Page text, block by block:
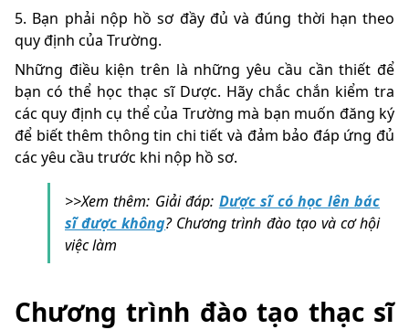
5. Bạn phải nộp hồ sơ đầy đủ và đúng thời hạn theo
quy định của Trường.
Những điều kiện trên là những yêu cầu cần thiết để
bạn có thể học thạc sĩ Dược. Hãy chắc chắn kiểm tra
các quy định cụ thể của Trường mà bạn muốn đăng ký
để biết thêm thông tin chi tiết và đảm bảo đáp ứng đủ
các yêu cầu trước khi nộp hồ sơ.
>>Xem thêm: Giải đáp: Dược sĩ có học lên bác
sĩ được không? Chương trình đào tạo và cơ hội
việc làm
Chương trình đào tạo thạc sĩ